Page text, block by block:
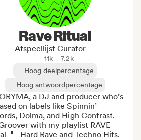
Rave Ritual
Afspeellijst Curator
11k
7.2k
Hoog deelpercentage
Hoog antwoordpercentage
a DJ and producer who’s
on labels like Spinnin’
Dolma, and High Contrast.
with my playlist RAVE
💊  Hard Rave and Techno Hits.